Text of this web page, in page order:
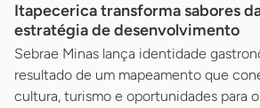
Itapecerica transforma sabores
estratégia de desenvolvimento
Sebrae Minas lança identidade
resultado de um mapeamento que
cultura, turismo e oportunidades para